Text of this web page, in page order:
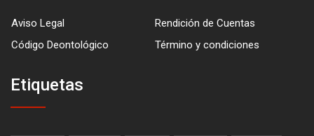
Aviso Legal
Rendición de Cuentas
Código Deontológico
Término y condiciones
Etiquetas